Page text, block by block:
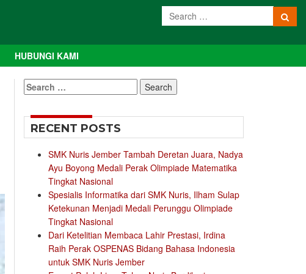
HUBUNGI KAMI
Search
for:
RECENT POSTS
SMK Nuris Jember Tambah Deretan Juara, Nadya
Ayu Boyong Medali Perak Olimpiade Matematika
Tingkat Nasional
Spesialis Informatika dari SMK Nuris, Ilham Sulap
Ketekunan Menjadi Medali Perunggu Olimpiade
Tingkat Nasional
Dari Ketelitian Membaca Lahir Prestasi, Irdina
Raih Perak OSPENAS Bidang Bahasa Indonesia
untuk SMK Nuris Jember